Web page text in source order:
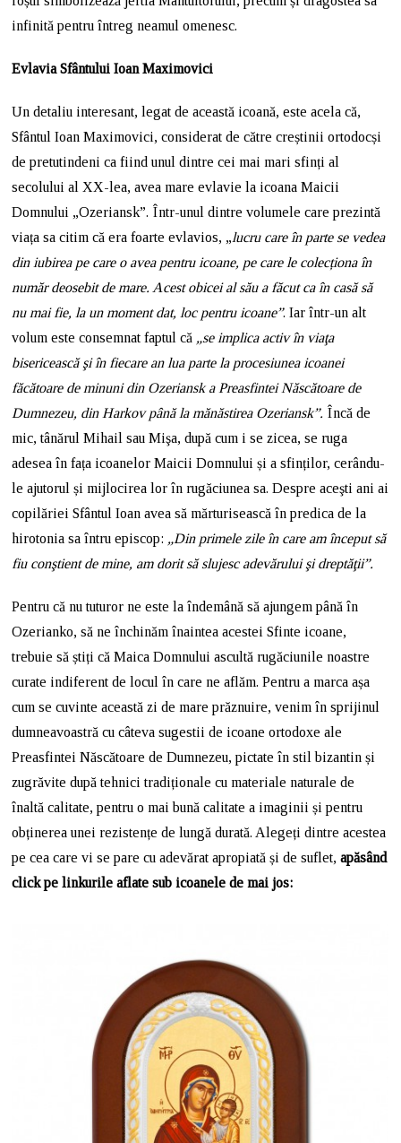
infinită pentru întreg neamul omenesc.
Evlavia Sfântului Ioan Maximovici
Un detaliu interesant, legat de această icoană, este acela că,
Sfântul Ioan Maximovici, considerat de către creștinii ortodocși
de pretutindeni ca fiind unul dintre cei mai mari sfinți al
secolului al XX-lea, avea mare evlavie la icoana Maicii
Domnului „Ozeriansk”. Într-unul dintre volumele care prezintă
viața sa citim că era foarte evlavios, „lucru care în parte se vedea
din iubirea pe care o avea pentru icoane, pe care le colecționa în
număr deosebit de mare. Acest obicei al său a făcut ca în casă să
nu mai fie, la un moment dat, loc pentru icoane”. Iar într-un alt
volum este consemnat faptul că „se implica activ în viaţa
bisericească şi în fiecare an lua parte la procesiunea icoanei
făcătoare de minuni din Ozeriansk a Preasfintei Născătoare de
Dumnezeu, din Harkov până la mănăstirea Ozeriansk”. Încă de
mic, tânărul Mihail sau Mişa, după cum i se zicea, se ruga
adesea în fața icoanelor Maicii Domnului și a sfinților, cerându-
le ajutorul și mijlocirea lor în rugăciunea sa. Despre aceşti ani ai
copilăriei Sfântul Ioan avea să mărturisească în predica de la
hirotonia sa întru episcop: „Din primele zile în care am început să
fiu conştient de mine, am dorit să slujesc adevărului şi dreptăţii”.
Pentru că nu tuturor ne este la îndemână să ajungem până în
Ozerianko, să ne închinăm înaintea acestei Sfinte icoane,
trebuie să știți că Maica Domnului ascultă rugăciunile noastre
curate indiferent de locul în care ne aflăm. Pentru a marca așa
cum se cuvinte această zi de mare prăznuire, venim în sprijinul
dumneavoastră cu câteva sugestii de icoane ortodoxe ale
Preasfintei Născătoare de Dumnezeu, pictate în stil bizantin și
zugrăvite după tehnici tradiționale cu materiale naturale de
înaltă calitate, pentru o mai bună calitate a imaginii și pentru
obținerea unei rezistențe de lungă durată. Alegeți dintre acestea
pe cea care vi se pare cu adevărat apropiată și de suflet,apăsând
click pe linkurile aflate sub icoanele de mai jos: